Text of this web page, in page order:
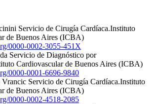
Servicio de Cirugía Cardíaca.Instituto
de Buenos Aires (ICBA)
0000-0002-3055-451X
Servicio de Diagnóstico por
Cardiovascular de Buenos Aires (ICBA)
0000-0001-6696-9840
Vrancic Servicio de Cirugía Cardíaca.Instituto
de Buenos Aires (ICBA)
0000-0002-4518-2085